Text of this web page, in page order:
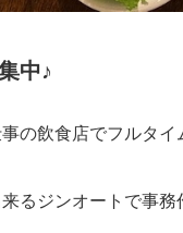
中♪
の飲食店でフルタ
るジンオートで事務